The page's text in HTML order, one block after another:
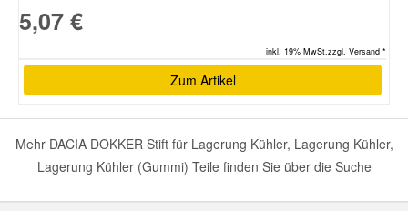
5,07 €
inkl. 19% MwSt.zzgl. Versand *
Zum Artikel
Mehr DACIA DOKKER Stift für Lagerung Kühler, Lagerung Kühler,
Lagerung Kühler (Gummi) Teile finden Sie über die Suche